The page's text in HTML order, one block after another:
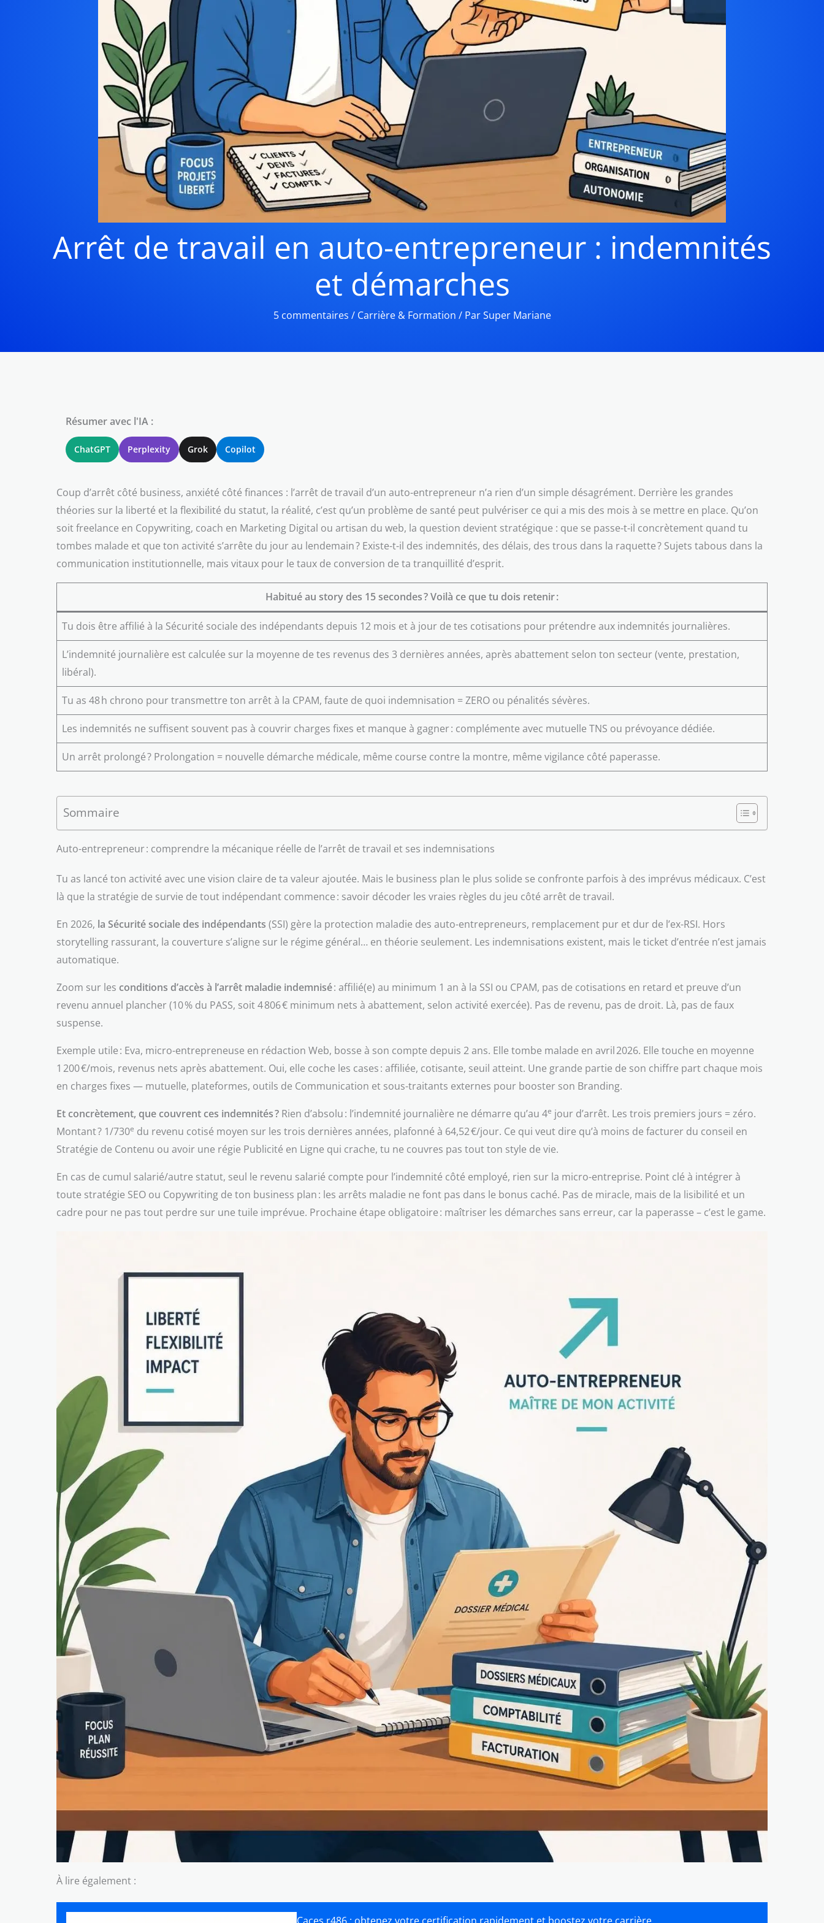
Arrêt de travail en auto-entrepreneur : indemnités
et démarches
5 commentaires / Carrière & Formation / ParSuper Mariane
Résumer avec l'IA :
ChatGPT Perplexity Grok Copilot
Coup d’arrêt côté business, anxiété côté finances : l’arrêt de travail d’un auto-entrepreneur n’a rien d’un simple désagrément. Derrière les grandes
théories sur la liberté et la flexibilité du statut, la réalité, c’est qu’un problème de santé peut pulvériser ce qui a mis des mois à se mettre en place. Qu’on
soit freelance en Copywriting, coach en Marketing Digital ou artisan du web, la question devient stratégique : que se passe-t-il concrètement quand tu
tombes malade et que ton activité s’arrête du jour au lendemain ? Existe-t-il des indemnités, des délais, des trous dans la raquette ? Sujets tabous dans la
communication institutionnelle, mais vitaux pour le taux de conversion de ta tranquillité d’esprit.
Habitué au story des 15 secondes ? Voilà ce que tu dois retenir :
Tu dois être affilié à la Sécurité sociale des indépendants depuis 12 mois et à jour de tes cotisations pour prétendre aux indemnités journalières.
L’indemnité journalière est calculée sur la moyenne de tes revenus des 3 dernières années, après abattement selon ton secteur (vente, prestation,
libéral).
Tu as 48 h chrono pour transmettre ton arrêt à la CPAM, faute de quoi indemnisation = ZERO ou pénalités sévères.
Les indemnités ne suffisent souvent pas à couvrir charges fixes et manque à gagner : complémente avec mutuelle TNS ou prévoyance dédiée.
Un arrêt prolongé ? Prolongation = nouvelle démarche médicale, même course contre la montre, même vigilance côté paperasse.
Sommaire
Auto-entrepreneur : comprendre la mécanique réelle de l’arrêt de travail et ses indemnisations
Tu as lancé ton activité avec une vision claire de ta valeur ajoutée. Mais le business plan le plus solide se confronte parfois à des imprévus médicaux. C’est
là que la stratégie de survie de tout indépendant commence : savoir décoder les vraies règles du jeu côté arrêt de travail.
En 2026, la Sécurité sociale des indépendants (SSI) gère la protection maladie des auto-entrepreneurs, remplacement pur et dur de l’ex-RSI. Hors
storytelling rassurant, la couverture s’aligne sur le régime général… en théorie seulement. Les indemnisations existent, mais le ticket d’entrée n’est jamais
automatique.
Zoom sur les conditions d’accès à l’arrêt maladie indemnisé: affilié(e) au minimum 1 an à la SSI ou CPAM, pas de cotisations en retard et preuve d’un
revenu annuel plancher (10 % du PASS, soit 4 806 € minimum nets à abattement, selon activité exercée). Pas de revenu, pas de droit. Là, pas de faux
suspense.
Exemple utile : Eva, micro-entrepreneuse en rédaction Web, bosse à son compte depuis 2 ans. Elle tombe malade en avril 2026. Elle touche en moyenne
1 200 €/mois, revenus nets après abattement. Oui, elle coche les cases : affiliée, cotisante, seuil atteint. Une grande partie de son chiffre part chaque mois
en charges fixes — mutuelle, plateformes, outils de Communication et sous-traitants externes pour booster son Branding.
Et concrètement, que couvrent ces indemnités ? Rien d’absolu : l’indemnité journalière ne démarre qu’au 4e jour d’arrêt. Les trois premiers jours = zéro.
Montant ? 1/730e du revenu cotisé moyen sur les trois dernières années, plafonné à 64,52 €/jour. Ce qui veut dire qu’à moins de facturer du conseil en
Stratégie de Contenu ou avoir une régie Publicité en Ligne qui crache, tu ne couvres pas tout ton style de vie.
En cas de cumul salarié/autre statut, seul le revenu salarié compte pour l’indemnité côté employé, rien sur la micro-entreprise. Point clé à intégrer à
toute stratégie SEO ou Copywriting de ton business plan : les arrêts maladie ne font pas dans le bonus caché. Pas de miracle, mais de la lisibilité et un
cadre pour ne pas tout perdre sur une tuile imprévue. Prochaine étape obligatoire : maîtriser les démarches sans erreur, car la paperasse – c’est le game.
À lire également :